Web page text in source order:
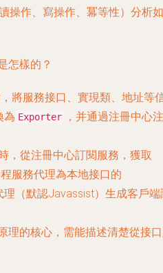
操作、寫操作、冪等性）分析如
怎樣的？
，將服務接口、實現類、地址等
為 Exporter
，并通過注冊中心注
，從注冊中心訂閱服務，獲取
服務代理為本地接口的
理（默認Javassist）生成客戶端
理的核心，需能描述清楚從接